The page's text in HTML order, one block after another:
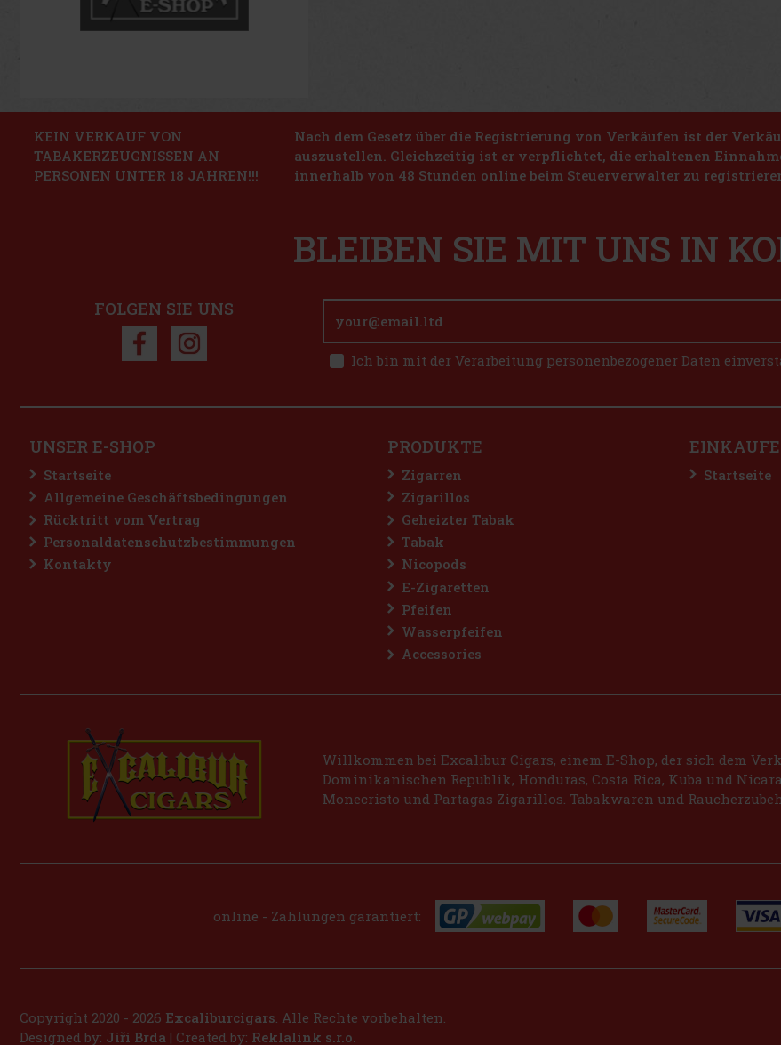
KEIN VERKAUF VON
TABAKERZEUGNISSEN AN
PERSONEN UNTER 18 JAHREN!!!
Nach dem Gesetz über die Registrierung von Verkäufen ist der
auszustellen. Gleichzeitig ist er verpflichtet, die erhaltenen
innerhalb von 48 Stunden online beim Steuerverwalter zu
BLEIBEN SIE MIT UNS IN
FOLGEN SIE UNS
Ich bin mit der Verarbeitung personenbezogener Daten
UNSER E-SHOP
Startseite
Allgemeine Geschäftsbedingungen
Rücktritt vom Vertrag
Personaldatenschutzbestimmungen
Kontakty
PRODUKTE
Zigarren
Zigarillos
Geheizter Tabak
Tabak
Nicopods
E-Zigaretten
Pfeifen
Wasserpfeifen
Accessories
Startseite
Willkommen bei Excalibur Cigars, einem E-Shop, der sich dem
Dominikanischen Republik, Honduras, Costa Rica, Kuba und
Monecristo und Partagas Zigarillos. Tabakwaren und
online - Zahlungen garantiert:
Copyright 2020 - 2026 Excaliburcigars . Alle Rechte vorbehalten.
Designed by: Jiří Brda | Created by: Reklalink s.r.o.